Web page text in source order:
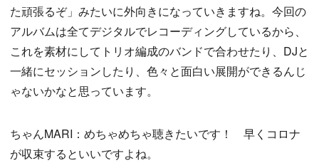
た頑張るぞ」みたいに外向きになっていきますね。今回の
アルバムは全てデジタルでレコーディングしているから、
これを素材にしてトリオ編成のバンドで合わせたり、DJと
一緒にセッションしたり、色々と面白い展開ができるんじ
ゃないかなと思っています。
ちゃんMARI：めちゃめちゃ聴きたいです！ 早くコロナ
が収束するといいですよね。